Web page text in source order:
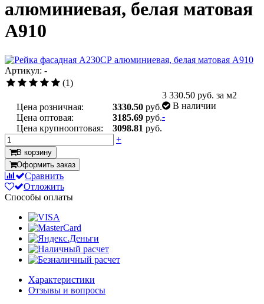
алюминиевая, белая матовая
A910
Артикул: -
(1)
Цена розничная: 3330.50 руб.
Цена оптовая:
3185.69 руб.
Цена крупнооптовая:
3098.81 руб.
3 330.50 руб. за м2
В наличии
-
+
В корзину
Оформить заказ
Сравнить
Отложить
Способы оплаты
Характеристики
Отзывы и вопросы